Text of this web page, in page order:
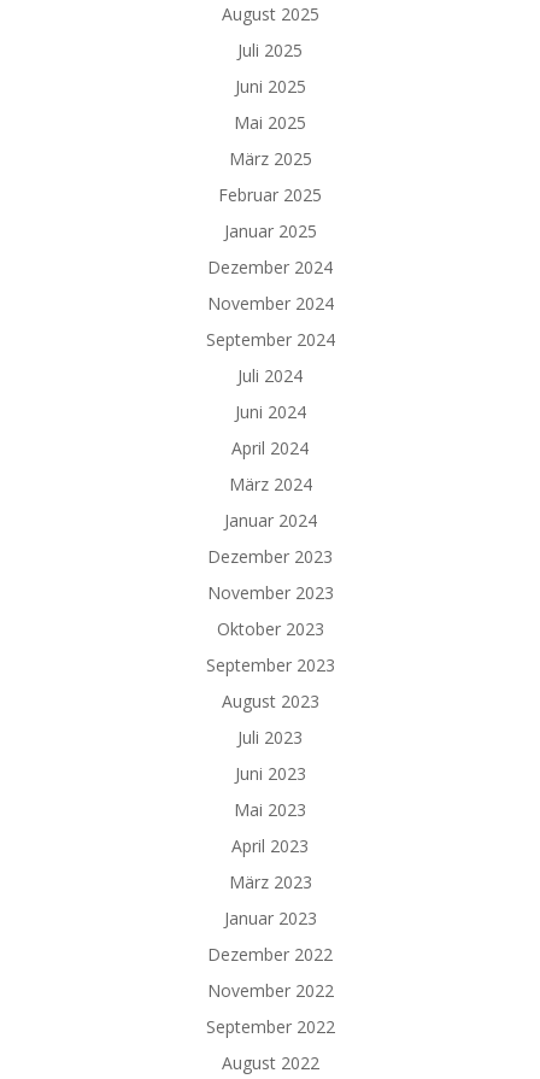
August 2025
Juli 2025
Juni 2025
Mai 2025
März 2025
Februar 2025
Januar 2025
Dezember 2024
November 2024
September 2024
Juli 2024
Juni 2024
April 2024
März 2024
Januar 2024
Dezember 2023
November 2023
Oktober 2023
September 2023
August 2023
Juli 2023
Juni 2023
Mai 2023
April 2023
März 2023
Januar 2023
Dezember 2022
November 2022
September 2022
August 2022